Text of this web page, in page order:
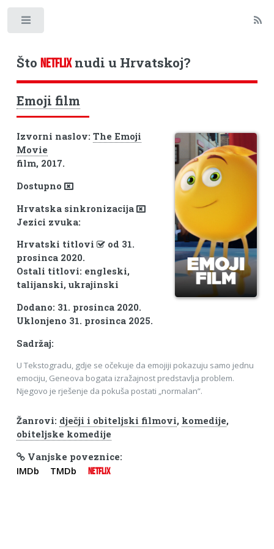
Što NETFLIXnudi u Hrvatskoj?
Emoji film
Izvorni naslov: The Emoji
Movie
film, 2017.
Dostupno
Hrvatska sinkronizacija
Jezici zvuka:
Hrvatski titlovi
od 31.
prosinca 2020.
Ostali titlovi: engleski,
talijanski, ukrajinski
Dodano: 31. prosinca 2020.
Uklonjeno 31. prosinca 2025.
Sadržaj:
U Tekstogradu, gdje se očekuje da emojiji pokazuju samo jednu
emociju, Geneova bogata izražajnost predstavlja problem.
Njegovo je rješenje da pokuša postati „normalan”.
Žanrovi: dječji i obiteljski filmovi, komedije,
obiteljske komedije
Vanjske poveznice:
IMDb TMDb NETFLIX